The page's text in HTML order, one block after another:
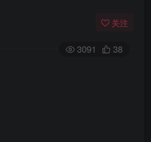
关注
3091 38